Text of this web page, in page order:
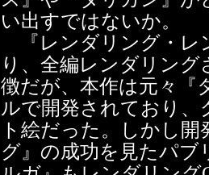
い出すではないか。
『レンダリング・レ
り、全編レンダリン
徴だが、本作は元々『
ルで開発されており
ト絵だった。しかし
グ』の成功を見たパブ